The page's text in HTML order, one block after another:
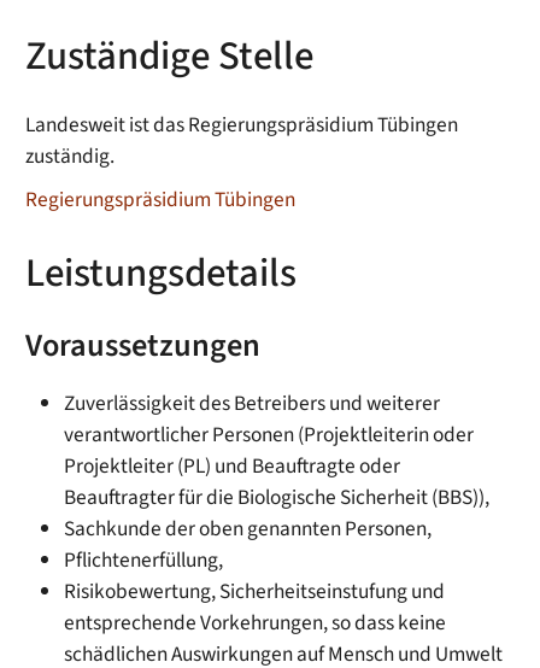
Zuständige Stelle
Landesweit ist das Regierungspräsidium Tübingen
zuständig.
Regierungspräsidium Tübingen
Leistungsdetails
Voraussetzungen
Zuverlässigkeit des Betreibers und weiterer
verantwortlicher Personen (Projektleiterin oder
Projektleiter (PL) und Beauftragte oder
Beauftragter für die Biologische Sicherheit (BBS)),
Sachkunde der oben genannten Personen,
Pflichtenerfüllung,
Risikobewertung, Sicherheitseinstufung und
entsprechende Vorkehrungen, so dass keine
schädlichen Auswirkungen auf Mensch und Umwelt